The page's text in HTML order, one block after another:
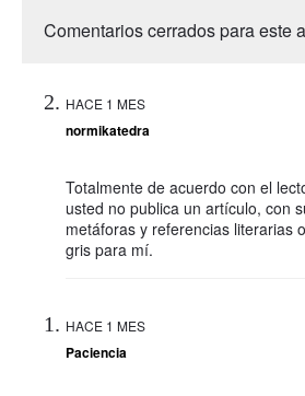
Comentarios cerrados para este
HACE 1 MES
normikatedra
Totalmente de acuerdo con el
usted no publica un artículo, con
metáforas y referencias literarias
gris para mí.
HACE 1 MES
Paciencia